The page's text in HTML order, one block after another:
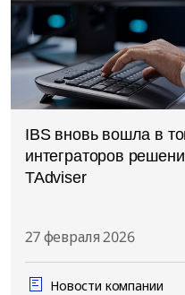
IBS вновь вошла в
интеграторов
TAdviser
27 февраля 2026
Новости компании